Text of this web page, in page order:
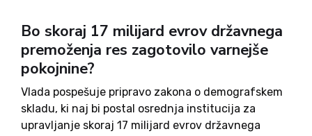
Bo skoraj 17 milijard evrov državnega
premoženja res zagotovilo varnejše
pokojnine?
Vlada pospešuje pripravo zakona o demografskem
skladu, ki naj bi postal osrednja institucija za
upravljanje skoraj 17 milijard evrov državnega